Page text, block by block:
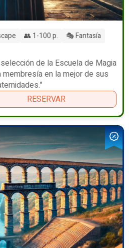
👥 1-100 p.
🎭 Fantasía
de la Escuela de Magia
en la mejor de sus
RESERVAR